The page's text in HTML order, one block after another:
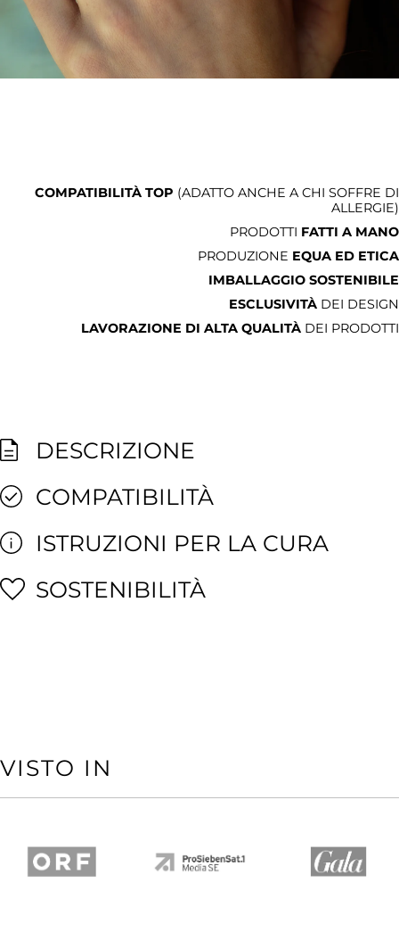
COMPATIBILITÀ TOP (ADATTO ANCHE A CHI SOFFRE DI
ALLERGIE)
PRODOTTI FATTI A MANO
PRODUZIONE EQUA ED ETICA
IMBALLAGGIO SOSTENIBILE
ESCLUSIVITÀ DEI DESIGN
LAVORAZIONE DI ALTA QUALITÀ DEI PRODOTTI
DESCRIZIONE
COMPATIBILITÀ
ISTRUZIONI PER LA CURA
SOSTENIBILITÀ
VISTO IN